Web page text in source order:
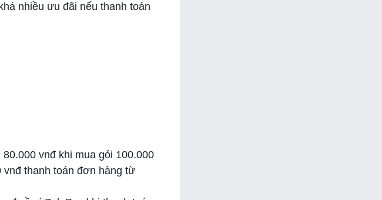
nhiều ưu đãi nếu thanh toán
vnđ khi mua gói 100.000
thanh toán đơn hàng từ